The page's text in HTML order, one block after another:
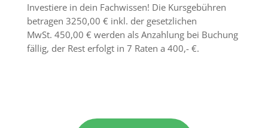
Investiere in dein Fachwissen! Die Kursgebühren
betragen 3250,00 € inkl. der gesetzlichen
MwSt. 450,00 € werden als Anzahlung bei Buchung
fällig, der Rest erfolgt in 7 Raten a 400,- €.